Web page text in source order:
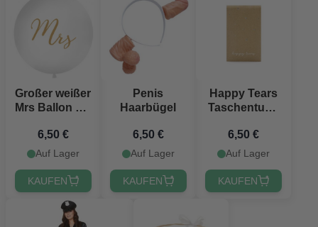
Großer weißer
Mrs Ballon mit
Schrift - 1
Meter
6,50 €
Auf Lager
KAUFEN
Penis
Haarbügel
6,50 €
Auf Lager
KAUFEN
Happy Tears
Taschentuch
6,50 €
Auf Lager
KAUFEN